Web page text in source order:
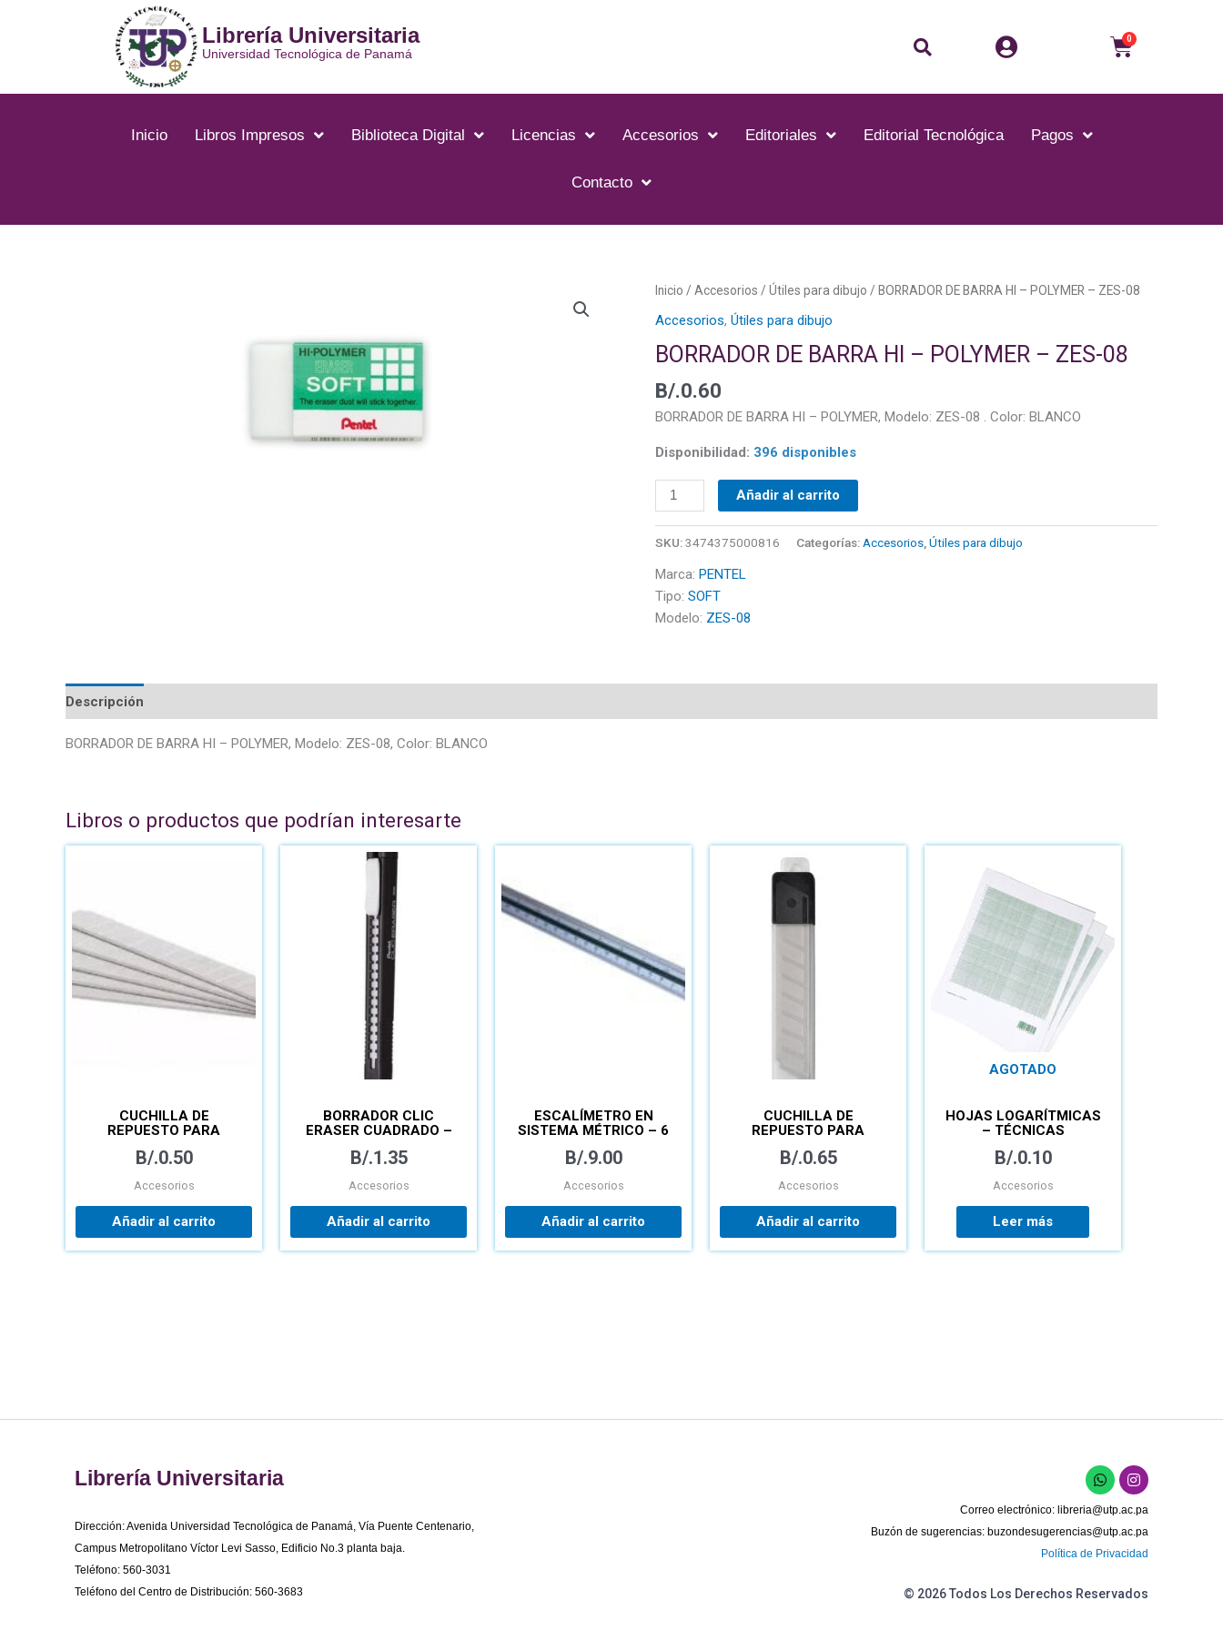
Librería Universitaria
Universidad Tecnológica de Panamá Buscar 0Carrito
Inicio Libros Impresos Biblioteca Digital Licencias Accesorios Editoriales Editorial Tecnológica Pagos
Contacto
Inicio / Accesorios / Útiles para dibujo / BORRADOR DE BARRA HI – POLYMER – ZES-08
Accesorios, Útiles para dibujo
BORRADOR DE BARRA HI – POLYMER – ZES-08
B/.0.60
BORRADOR DE BARRA HI – POLYMER, Modelo: ZES-08 . Color: BLANCO
Disponibilidad: 396 disponibles
BORRADOR
DE
HI
POLYMER
-
cantidad
Añadir al carrito
SKU:3474375000816 Categorías:Accesorios,Útiles para dibujo
Marca: PENTEL
Tipo: SOFT
Modelo: ZES-08
Descripción
BORRADOR DE BARRA HI – POLYMER, Modelo: ZES-08, Color: BLANCO
Libros o productos que podrían interesarte
CUCHILLA DE
REPUESTO PARA
B/.0.50
Accesorios
Añadir al carrito
BORRADOR CLIC
ERASER CUADRADO –
B/.1.35
Accesorios
Añadir al carrito
ESCALÍMETRO EN
SISTEMA MÉTRICO – 6
B/.9.00
Accesorios
Añadir al carrito
CUCHILLA DE
REPUESTO PARA
B/.0.65
Accesorios
Añadir al carrito
AGOTADO
HOJAS LOGARÍTMICAS
– TÉCNICAS
B/.0.10
Accesorios
Leer más
Librería Universitaria
Dirección: Avenida Universidad Tecnológica de Panamá, Vía Puente Centenario,
Campus Metropolitano Víctor Levi Sasso, Edificio No.3 planta baja.
Teléfono: 560-3031
Teléfono del Centro de Distribución: 560-3683
W
h
a
t
s
p
I
n
s
t
a
r
m
Correo electrónico: libreria@utp.ac.pa
Buzón de sugerencias: buzondesugerencias@utp.ac.pa
Política de Privacidad
© 2026 Todos Los Derechos Reservados